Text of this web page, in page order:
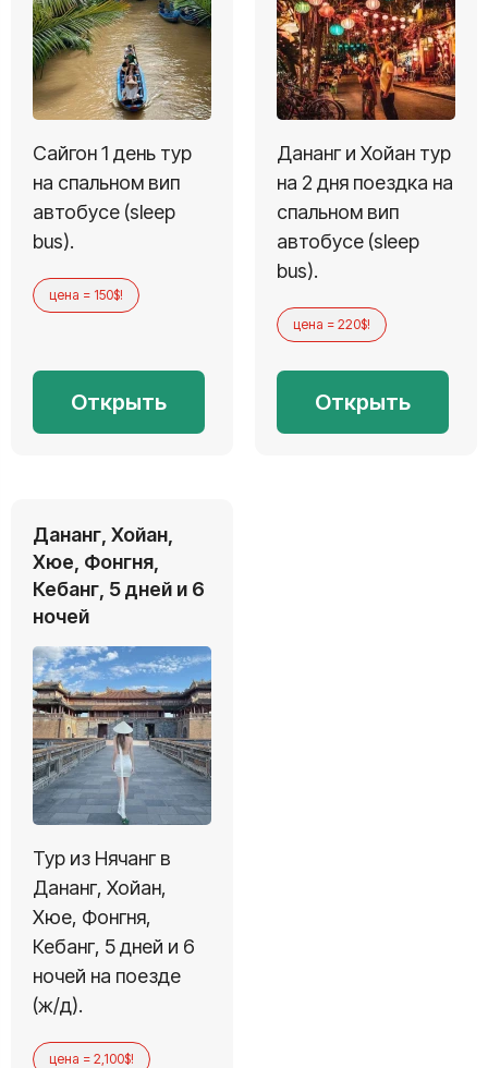
Сайгон 1 день тур
на спальном вип
автобусе (sleep
bus).
цена = 150$!
Открыть
Дананг и Хойан тур
на 2 дня поездка на
спальном вип
автобусе (sleep
bus).
цена = 220$!
Открыть
Дананг, Хойан,
Хюе, Фонгня,
Кебанг, 5 дней и 6
ночей
Тур из Нячанг в
Дананг, Хойан,
Хюе, Фонгня,
Кебанг, 5 дней и 6
ночей на поезде
(ж/д).
цена = 2,100$!